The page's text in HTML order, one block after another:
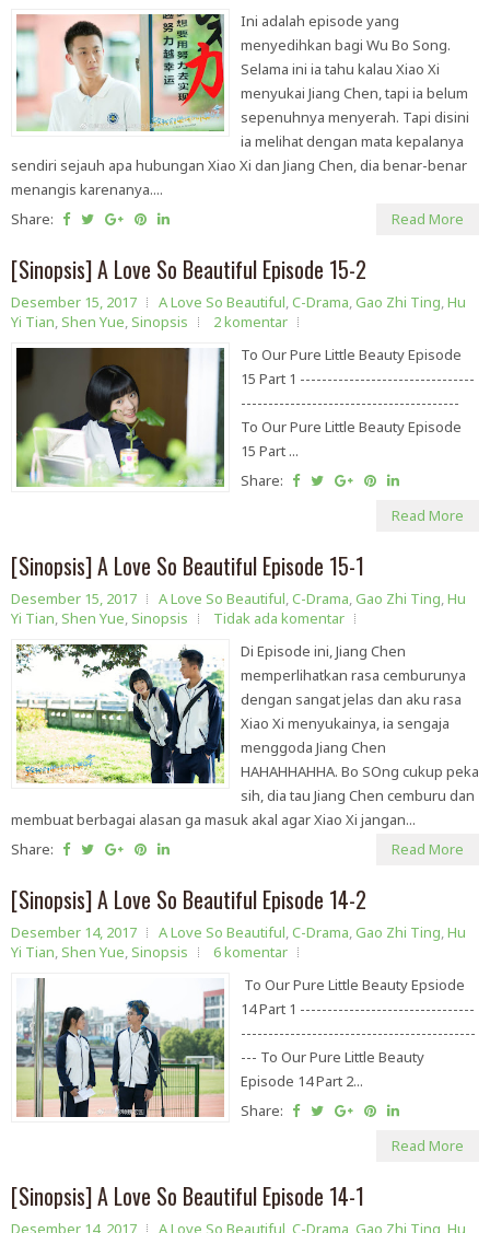
Ini adalah episode yang
menyedihkan bagi Wu Bo Song.
Selama ini ia tahu kalau Xiao Xi
menyukai Jiang Chen, tapi ia belum
sepenuhnya menyerah. Tapi disini
ia melihat dengan mata kepalanya
sendiri sejauh apa hubungan Xiao Xi dan Jiang Chen, dia benar-benar
menangis karenanya....
Share:
Read More
[Sinopsis] A Love So Beautiful Episode 15-2
Desember 15, 2017 A Love So Beautiful,C-Drama,Gao Zhi Ting,Hu
Yi Tian, Shen Yue, Sinopsis
2 komentar
To Our Pure Little Beauty Episode
15 Part 1 --------------------------------
----------------------------------------
To Our Pure Little Beauty Episode
15 Part ...
Share:
Read More
[Sinopsis] A Love So Beautiful Episode 15-1
Desember 15, 2017 A Love So Beautiful,C-Drama,Gao Zhi Ting,Hu
Yi Tian, Shen Yue, Sinopsis
Tidak ada komentar
Di Episode ini, Jiang Chen
memperlihatkan rasa cemburunya
dengan sangat jelas dan aku rasa
Xiao Xi menyukainya, ia sengaja
menggoda Jiang Chen
HAHAHHAHHA. Bo SOng cukup peka
sih, dia tau Jiang Chen cemburu dan
membuat berbagai alasan ga masuk akal agar Xiao Xi jangan...
Share:
Read More
[Sinopsis] A Love So Beautiful Episode 14-2
Desember 14, 2017 A Love So Beautiful,C-Drama,Gao Zhi Ting,Hu
Yi Tian, Shen Yue, Sinopsis
6 komentar
To Our Pure Little Beauty Epsiode
14 Part 1 --------------------------------
-------------------------------------------
--- To Our Pure Little Beauty
Episode 14 Part 2...
Share:
Read More
[Sinopsis] A Love So Beautiful Episode 14-1